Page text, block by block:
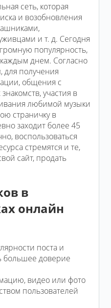
сеть, которая
и возобновления
и т. д. Сегодня
популярность,
каждым днем. Согласно
для получения
общения с
участия в
любимой музыки
страничку в
заходит более 45
воспользоваться
стремятся и те,
сайт, продать
в
онлайн
поста и
большее доверие
видео или фото
пользователей